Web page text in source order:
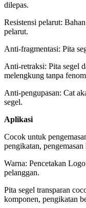
dilepas.
Resistensi pelarut:
pelarut.
Anti-fragmentasi: Pita
Anti-retraksi: Pita segel
melengkung tanpa
Anti-pengupasan: Cat
segel.
Aplikasi
Cocok untuk
pengikatan,
Warna: Pencetakan
pelanggan.
Pita segel transparan
komponen, pengikatan